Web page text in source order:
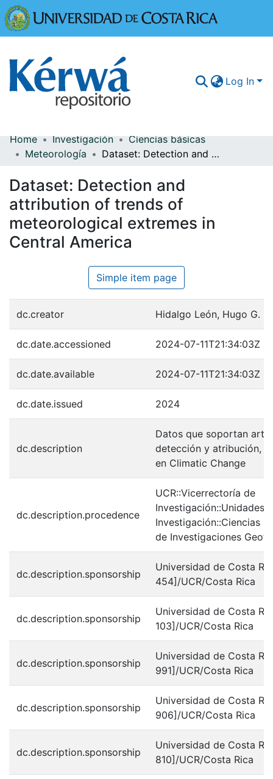
Log In
Communities & Collections
Browse Kérwá
Statistics
Home Investigación
Ciencias básicas
Meteorología
Dataset: Detection and attribution of trends of meteorological extremes in Central America
Dataset: Detection and
attribution of trends of
meteorological extremes in
Central America
Simple item page
dc.creator Hidalgo León, Hugo G.
dc.date.accessioned 2024-07-11T21:34:03Z
dc.date.available 2024-07-11T21:34:03Z
dc.date.issued 2024
dc.description
Datos que soportan
detección y atribución,
en Climatic Change
dc.description.procedence
UCR::Vicerrectoría de
Investigación::Unidades
Investigación::Ciencias
de Investigaciones
dc.description.sponsorship
Universidad de Costa
454]/UCR/Costa Rica
dc.description.sponsorship
Universidad de Costa
103]/UCR/Costa Rica
dc.description.sponsorship
Universidad de Costa
991]/UCR/Costa Rica
dc.description.sponsorship
Universidad de Costa
906]/UCR/Costa Rica
dc.description.sponsorship
Universidad de Costa
810]/UCR/Costa Rica